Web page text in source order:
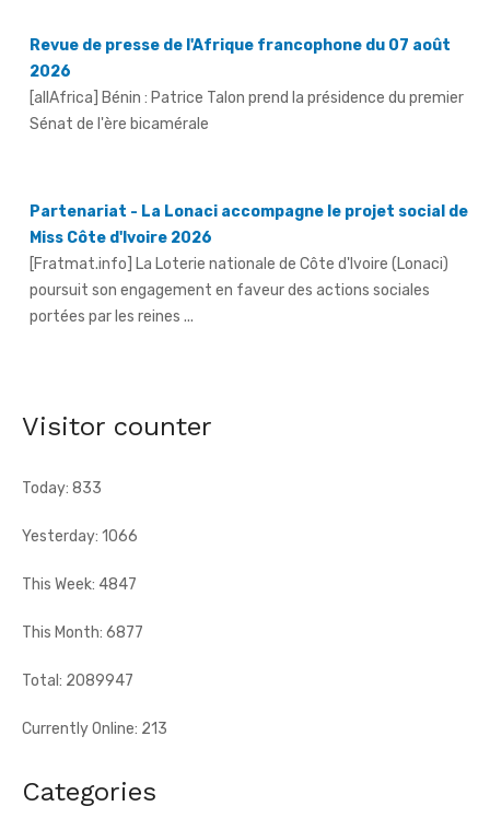
2026
[allAfrica] Bénin : Patrice Talon prend la présidence du premier
Sénat de l'ère bicamérale
Miss Côte d'Ivoire 2026
[Fratmat.info] La Loterie nationale de Côte d'Ivoire (Lonaci)
poursuit son engagement en faveur des actions sociales
portées par les reines ...
[Fratmat.info] Le Réseau des jeunes cadres du Sud-Comoé,
Visitor counter
Today: 833
Yesterday: 1066
This Week: 4847
This Month: 6877
Total: 2089947
Currently Online: 213
Categories